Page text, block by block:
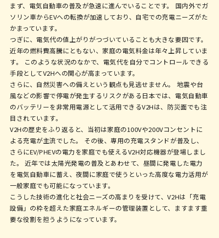
まず、電気自動車の普及が急速に進んでいることです。 国内外でガ
ソリン車からEVへの転換が加速しており、自宅での充電ニーズがた
かまっています。
つぎに、電気代の値上がりがつづいていることも大きな要因です。
近年の燃料費高騰にともない、家庭の電気料金は年々上昇していま
す。 このような状況のなかで、電気代を自分でコントロールできる
手段としてV2Hへの関心が高まっています。
さらに、自然災害への備えという観点も見逃せません。 地震や台
風などの影響で停電が発生するリスクがある日本では、電気自動車
のバッテリーを非常用電源として活用できるV2Hは、防災面でも注
目されています。
V2Hの歴史をふり返ると、当初は家庭の100Vや200Vコンセントに
よる充電が主流でした。 その後、専用の充電スタンドが普及し、
さらにEV/PHEVの電力を家庭でも使えるV2H対応機器が登場しまし
た。 近年では太陽光発電の普及とあわせて、昼間に発電した電力
を電気自動車に蓄え、夜間に家庭で使うといった高度な電力活用が
一般家庭でも可能になっています。
こうした技術の進化と社会ニーズの高まりを受けて、V2Hは「充電
設備」の枠を超えた家庭エネルギーの管理装置として、ますます重
要な役割を担うようになっています。